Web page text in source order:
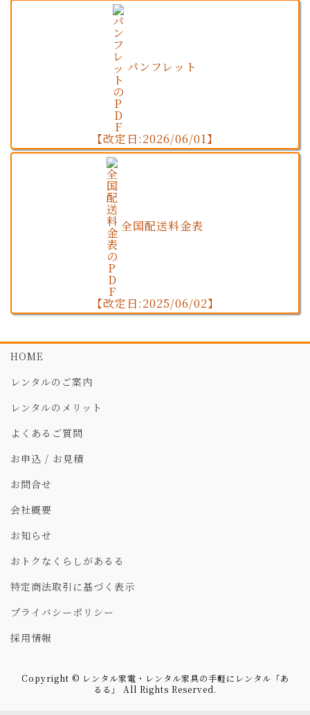
パンフレット
【改定日:2026/06/01】
全国配送料金表
【改定日:2025/06/02】
HOME
レンタルのご案内
レンタルのメリット
よくあるご質問
お申込 / お見積
お問合せ
会社概要
お知らせ
おトクなくらしがあるる
特定商法取引に基づく表示
プライバシーポリシー
採用情報
Copyright © レンタル家電・レンタル家具の手軽にレンタル「あ
るる」 All Rights Reserved.